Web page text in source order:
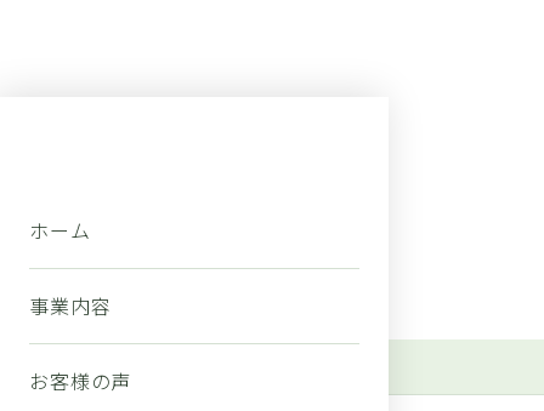
ホーム
事業内容
お客様の声
会社案内